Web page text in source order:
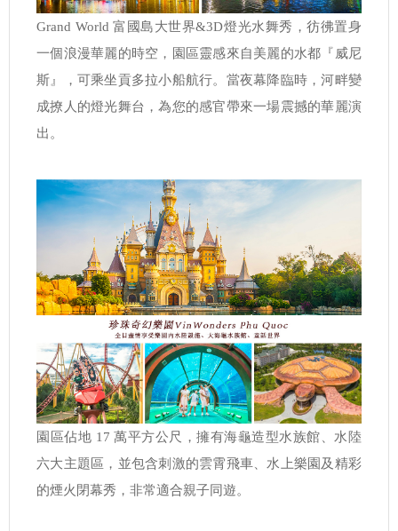
Grand World 富國島大世界&3D燈光水舞秀，彷彿置身
一個浪漫華麗的時空，園區靈感來自美麗的水都『威尼
斯』，可乘坐貢多拉小船航行。當夜幕降臨時，河畔變
成撩人的燈光舞台，為您的感官帶來一場震撼的華麗演
出。
園區佔地 17 萬平方公尺，擁有海龜造型水族館、水陸
六大主題區，並包含刺激的雲霄飛車、水上樂園及精彩
的煙火閉幕秀，非常適合親子同遊。